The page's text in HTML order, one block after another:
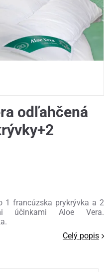
odľahčená
1 francúzska prykrývka a 2
účinkami Aloe Vera.
Celý popis